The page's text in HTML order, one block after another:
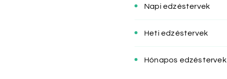
Napi edzéstervek
Heti edzéstervek
Hónapos edzéstervek